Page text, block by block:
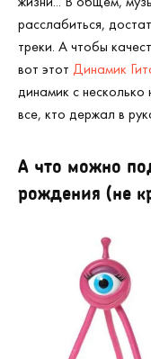
расслабиться,
треки. А чтобы
вот этот Динамик
динамик с
все, кто держал в
А что можно
рождения (не